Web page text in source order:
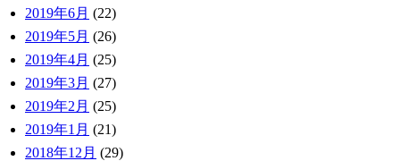
2019年6月 (22)
2019年5月 (26)
2019年4月 (25)
2019年3月 (27)
2019年2月 (25)
2019年1月 (21)
2018年12月 (29)